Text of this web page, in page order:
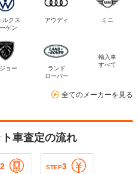
ルクス
ゲン
アウディ ミニ
ョー
ランド
ローバー
輸入車
すべて
全てのメーカーを見る
車査定の流れ
2 STEP3